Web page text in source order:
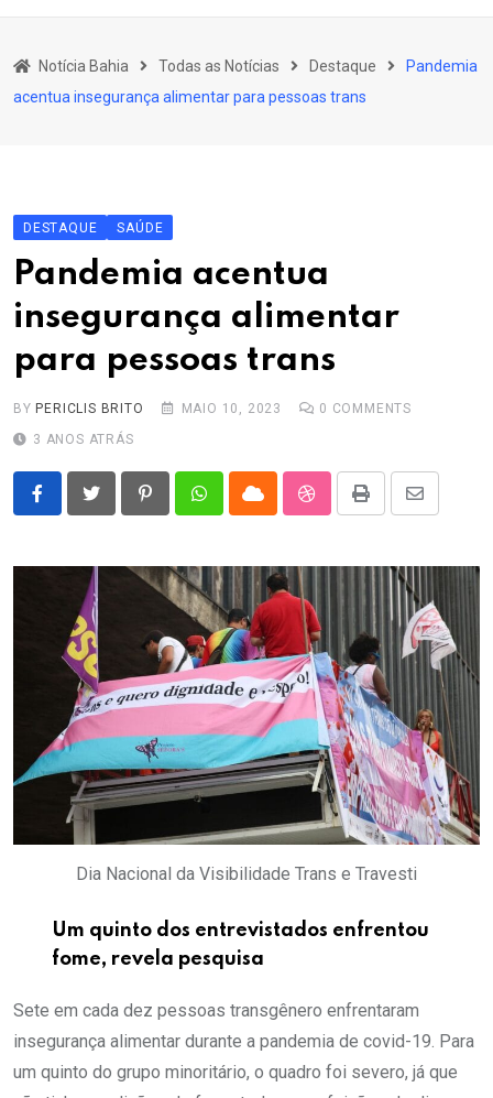
Educação
Esporte
Outros Assuntos
Notícia Bahia Todas as Notícias Destaque
Pandemia
acentua insegurança alimentar para pessoas trans
DESTAQUE SAÚDE
Pandemia acentua
insegurança alimentar
para pessoas trans
BY PERICLIS BRITO MAIO 10, 2023 0 COMMENTS
3 ANOS ATRÁS
PinterestWhatsappCloud StumbleUpon
Print
Share
Email
Dia Nacional da Visibilidade Trans e Travesti
Um quinto dos entrevistados enfrentou
fome, revela pesquisa
Sete em cada dez pessoas transgênero enfrentaram
insegurança alimentar durante a pandemia de covid-19. Para
um quinto do grupo minoritário, o quadro foi severo, já que